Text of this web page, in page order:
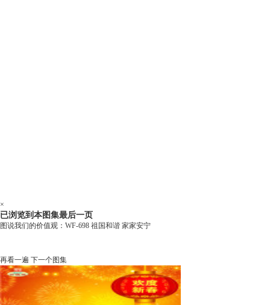
×
已浏览到本图集最后一页
图说我们的价值观：WF-698 祖国和谐 家家安宁
再看一遍 下一个图集